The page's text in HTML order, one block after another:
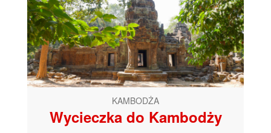
KAMBODŻA
Wycieczka do Kambodży